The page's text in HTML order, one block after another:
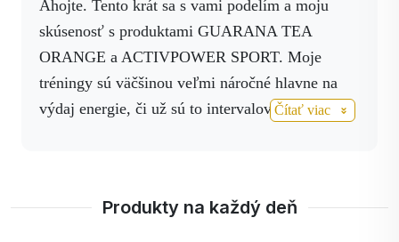
Ahojte. Tento krát sa s vami podelím a moju
skúsenosť s produktami GUARANA TEA
ORANGE a ACTIVPOWER SPORT. Moje
tréningy sú väčšinou veľmi náročné hlavne na
výdaj energie, či už sú to intervalový tréningy ,
živín potrebných na čo najlepší výkon. Tieto dva
Čítať viac
Produkty na každý deň